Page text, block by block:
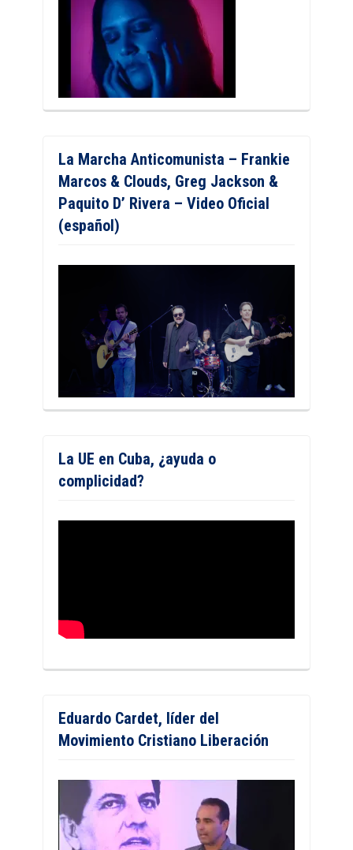
La Marcha Anticomunista – Frankie
Marcos & Clouds, Greg Jackson &
Paquito D’ Rivera – Video Oficial
(español)
La UE en Cuba, ¿ayuda o
complicidad?
Eduardo Cardet, líder del
Movimiento Cristiano Liberación